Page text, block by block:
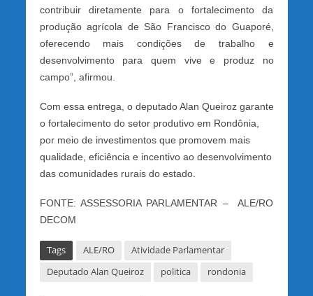
contribuir diretamente para o fortalecimento da
produção agrícola de São Francisco do Guaporé,
oferecendo mais condições de trabalho e
desenvolvimento para quem vive e produz no
campo”, afirmou.
Com essa entrega, o deputado Alan Queiroz garante
o fortalecimento do setor produtivo em Rondônia,
por meio de investimentos que promovem mais
qualidade, eficiência e incentivo ao desenvolvimento
das comunidades rurais do estado.
FONTE: ASSESSORIA PARLAMENTAR – ALE/RO
DECOM
Tags ALE/RO
Atividade Parlamentar
Deputado Alan Queiroz
politica rondonia